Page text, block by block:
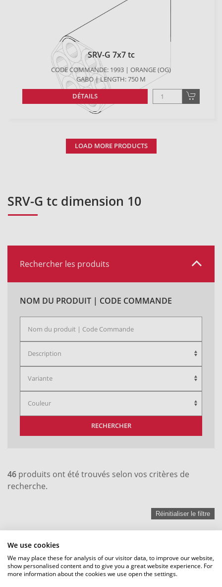
We use cookies
We may place these for analysis of our visitor data, to improve our website,
show personalised content and to give you a great website experience. For
more information about the cookies we use open the settings.
SRV-G 7x7 tc
CODE COMMANDE: 1993 | ORANGE (OG)
GABO | LENGTH: 750 M
DÉTAILS
LOAD MORE PRODUCTS
SRV-G tc dimension 10
Rechercher les produits
NOM DU PRODUIT | CODE COMMANDE
RECHERCHER
46 produits ont été trouvés selon vos critères de
recherche.
Réinitialiser le filtre